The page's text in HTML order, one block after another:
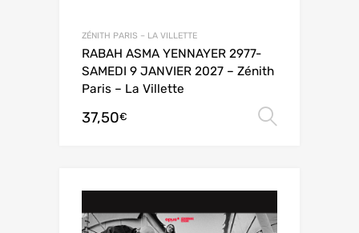
ZÉNITH PARIS – LA VILLETTE
RABAH ASMA YENNAYER 2977-
SAMEDI 9 JANVIER 2027 – Zénith
Paris – La Villette
37,50€